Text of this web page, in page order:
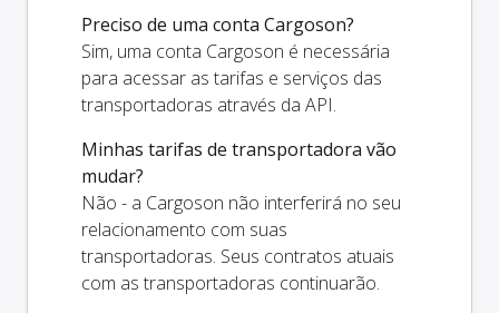
Preciso de uma conta Cargoson?
Sim, uma conta Cargoson é necessária
para acessar as tarifas e serviços das
transportadoras através da API.
Minhas tarifas de transportadora vão
mudar?
Não - a Cargoson não interferirá no seu
relacionamento com suas
transportadoras. Seus contratos atuais
com as transportadoras continuarão.